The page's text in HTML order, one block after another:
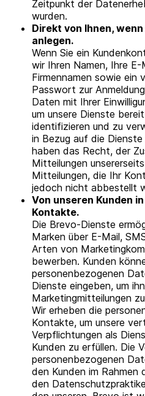
Zeitpunkt der
wurden.
Direkt von Ihnen,
anlegen.
Wenn Sie ein
wir Ihren Namen, Ihre
Firmennamen sowie ein
Passwort zur
Daten mit Ihrer
um unsere Dienste
identifizieren und zu
in Bezug auf die Dienste
haben das Recht, der
Mitteilungen
Mitteilungen, die Ihr
jedoch nicht abbestellt
Von unseren Kunden
Kontakte.
Die Brevo-Dienste
Marken über E-Mail,
Arten von
bewerben. Kunden
personenbezogenen
Dienste eingeben, um
Marketingmitteilungen
Wir erheben die
Kontakte, um unsere
Verpflichtungen als
Kunden zu erfüllen. Die
personenbezogenen
den Kunden im Rahmen
den